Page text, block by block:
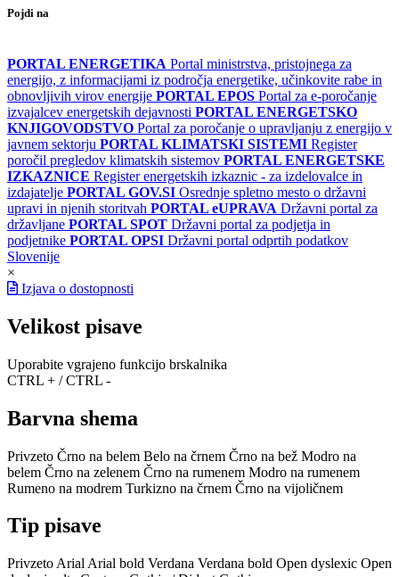
Pojdi na
PORTAL ENERGETIKA Portal ministrstva, pristojnega za
energijo, z informacijami iz področja energetike, učinkovite rabe in
obnovljivih virov energije PORTAL EPOS Portal za e-poročanje
izvajalcev energetskih dejavnosti PORTAL ENERGETSKO
KNJIGOVODSTVO Portal za poročanje o upravljanju z energijo v
javnem sektorju PORTAL KLIMATSKI SISTEMI Register
poročil pregledov klimatskih sistemov PORTAL ENERGETSKE
IZKAZNICE Register energetskih izkaznic - za izdelovalce in
izdajatelje PORTAL GOV.SI Osrednje spletno mesto o državni
upravi in njenih storitvah PORTAL eUPRAVA Državni portal za
državljane PORTAL SPOT Državni portal za podjetja in
podjetnike PORTAL OPSI Državni portal odprtih podatkov
Slovenije
×
Izjava o dostopnosti
Velikost pisave
Uporabite vgrajeno funkcijo brskalnika
CTRL + / CTRL -
Barvna shema
Privzeto Črno na belem Belo na črnem Črno na bež Modro na
belem Črno na zelenem Črno na rumenem Modro na rumenem
Rumeno na modrem Turkizno na črnem Črno na vijoličnem
Tip pisave
Privzeto Arial Arial bold Verdana Verdana bold Open dyslexic Open